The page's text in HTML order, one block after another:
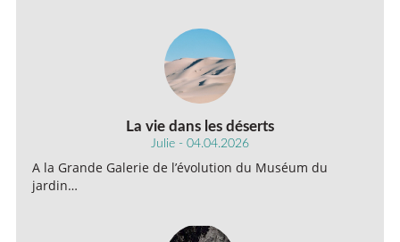
La vie dans les déserts
Julie - 04.04.2026
A la Grande Galerie de l’évolution du Muséum du
jardin…